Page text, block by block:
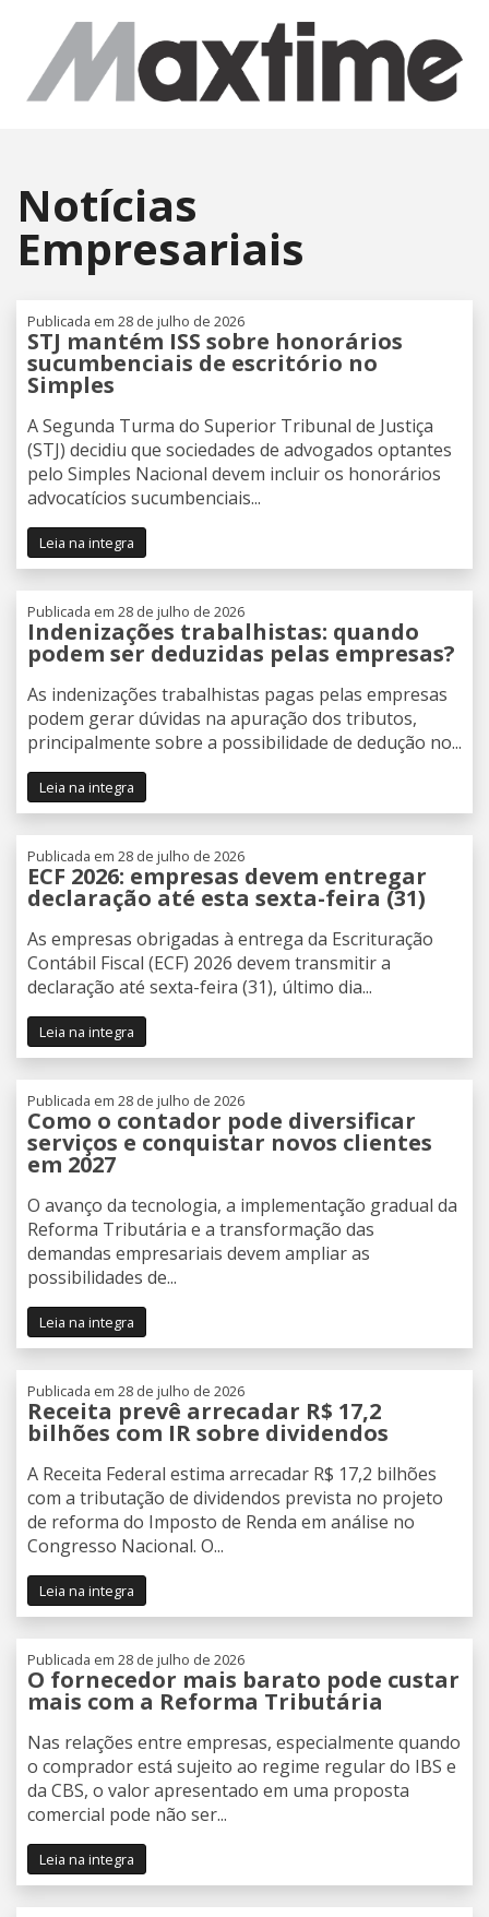
Notícias
Empresariais
Publicada em 28 de julho de 2026
STJ mantém ISS sobre honorários
sucumbenciais de escritório no
Simples
A Segunda Turma do Superior Tribunal de Justiça
(STJ) decidiu que sociedades de advogados optantes
pelo Simples Nacional devem incluir os honorários
advocatícios sucumbenciais...
Leia na integra
Publicada em 28 de julho de 2026
Indenizações trabalhistas: quando
podem ser deduzidas pelas empresas?
As indenizações trabalhistas pagas pelas empresas
podem gerar dúvidas na apuração dos tributos,
principalmente sobre a possibilidade de dedução no...
Leia na integra
Publicada em 28 de julho de 2026
ECF 2026: empresas devem entregar
declaração até esta sexta-feira (31)
As empresas obrigadas à entrega da Escrituração
Contábil Fiscal (ECF) 2026 devem transmitir a
declaração até sexta-feira (31), último dia...
Leia na integra
Publicada em 28 de julho de 2026
Como o contador pode diversificar
serviços e conquistar novos clientes
em 2027
O avanço da tecnologia, a implementação gradual da
Reforma Tributária e a transformação das
demandas empresariais devem ampliar as
possibilidades de...
Leia na integra
Publicada em 28 de julho de 2026
Receita prevê arrecadar R$ 17,2
bilhões com IR sobre dividendos
A Receita Federal estima arrecadar R$ 17,2 bilhões
com a tributação de dividendos prevista no projeto
de reforma do Imposto de Renda em análise no
Congresso Nacional. O...
Leia na integra
Publicada em 28 de julho de 2026
O fornecedor mais barato pode custar
mais com a Reforma Tributária
Nas relações entre empresas, especialmente quando
o comprador está sujeito ao regime regular do IBS e
da CBS, o valor apresentado em uma proposta
comercial pode não ser...
Leia na integra